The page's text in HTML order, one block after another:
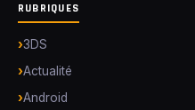
RUBRIQUES
3DS
Actualité
Android